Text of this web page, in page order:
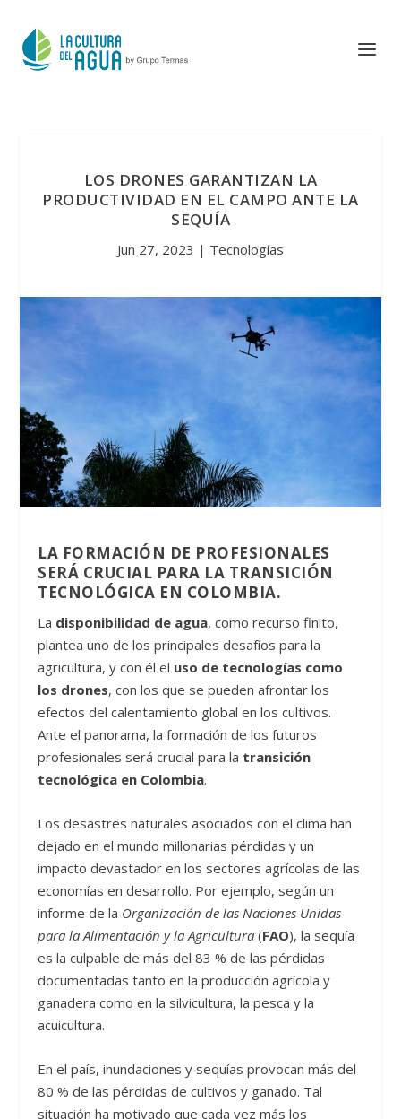
LOS DRONES GARANTIZAN LA
PRODUCTIVIDAD EN EL CAMPO ANTE LA
SEQUÍA
Jun 27, 2023 | Tecnologías
LA FORMACIÓN DE PROFESIONALES
SERÁ CRUCIAL PARA LA TRANSICIÓN
TECNOLÓGICA EN COLOMBIA.
La disponibilidad de agua, como recurso finito,
plantea uno de los principales desafíos para la
agricultura, y con él el uso de tecnologías como
los drones, con los que se pueden afrontar los
efectos del calentamiento global en los cultivos.
Ante el panorama, la formación de los futuros
profesionales será crucial para la transición
tecnológica en Colombia.
Los desastres naturales asociados con el clima han
dejado en el mundo millonarias pérdidas y un
impacto devastador en los sectores agrícolas de las
economías en desarrollo. Por ejemplo, según un
informe de la Organización de las Naciones Unidas
para la Alimentación y la Agricultura (FAO), la sequía
es la culpable de más del 83 % de las pérdidas
documentadas tanto en la producción agrícola y
ganadera como en la silvicultura, la pesca y la
acuicultura.
En el país, inundaciones y sequías provocan más del
80 % de las pérdidas de cultivos y ganado. Tal
situación ha motivado que cada vez más los